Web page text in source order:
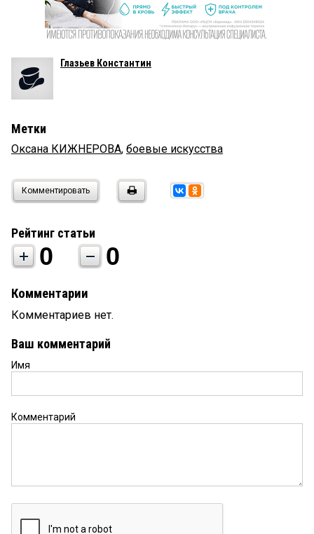
Глазьев Константин
Метки
Оксана КИЖНЕРОВА, боевые искусства
Комментировать
Рейтинг статьи
0 0
Комментарии
Комментариев нет.
Ваш комментарий
Имя
Комментарий